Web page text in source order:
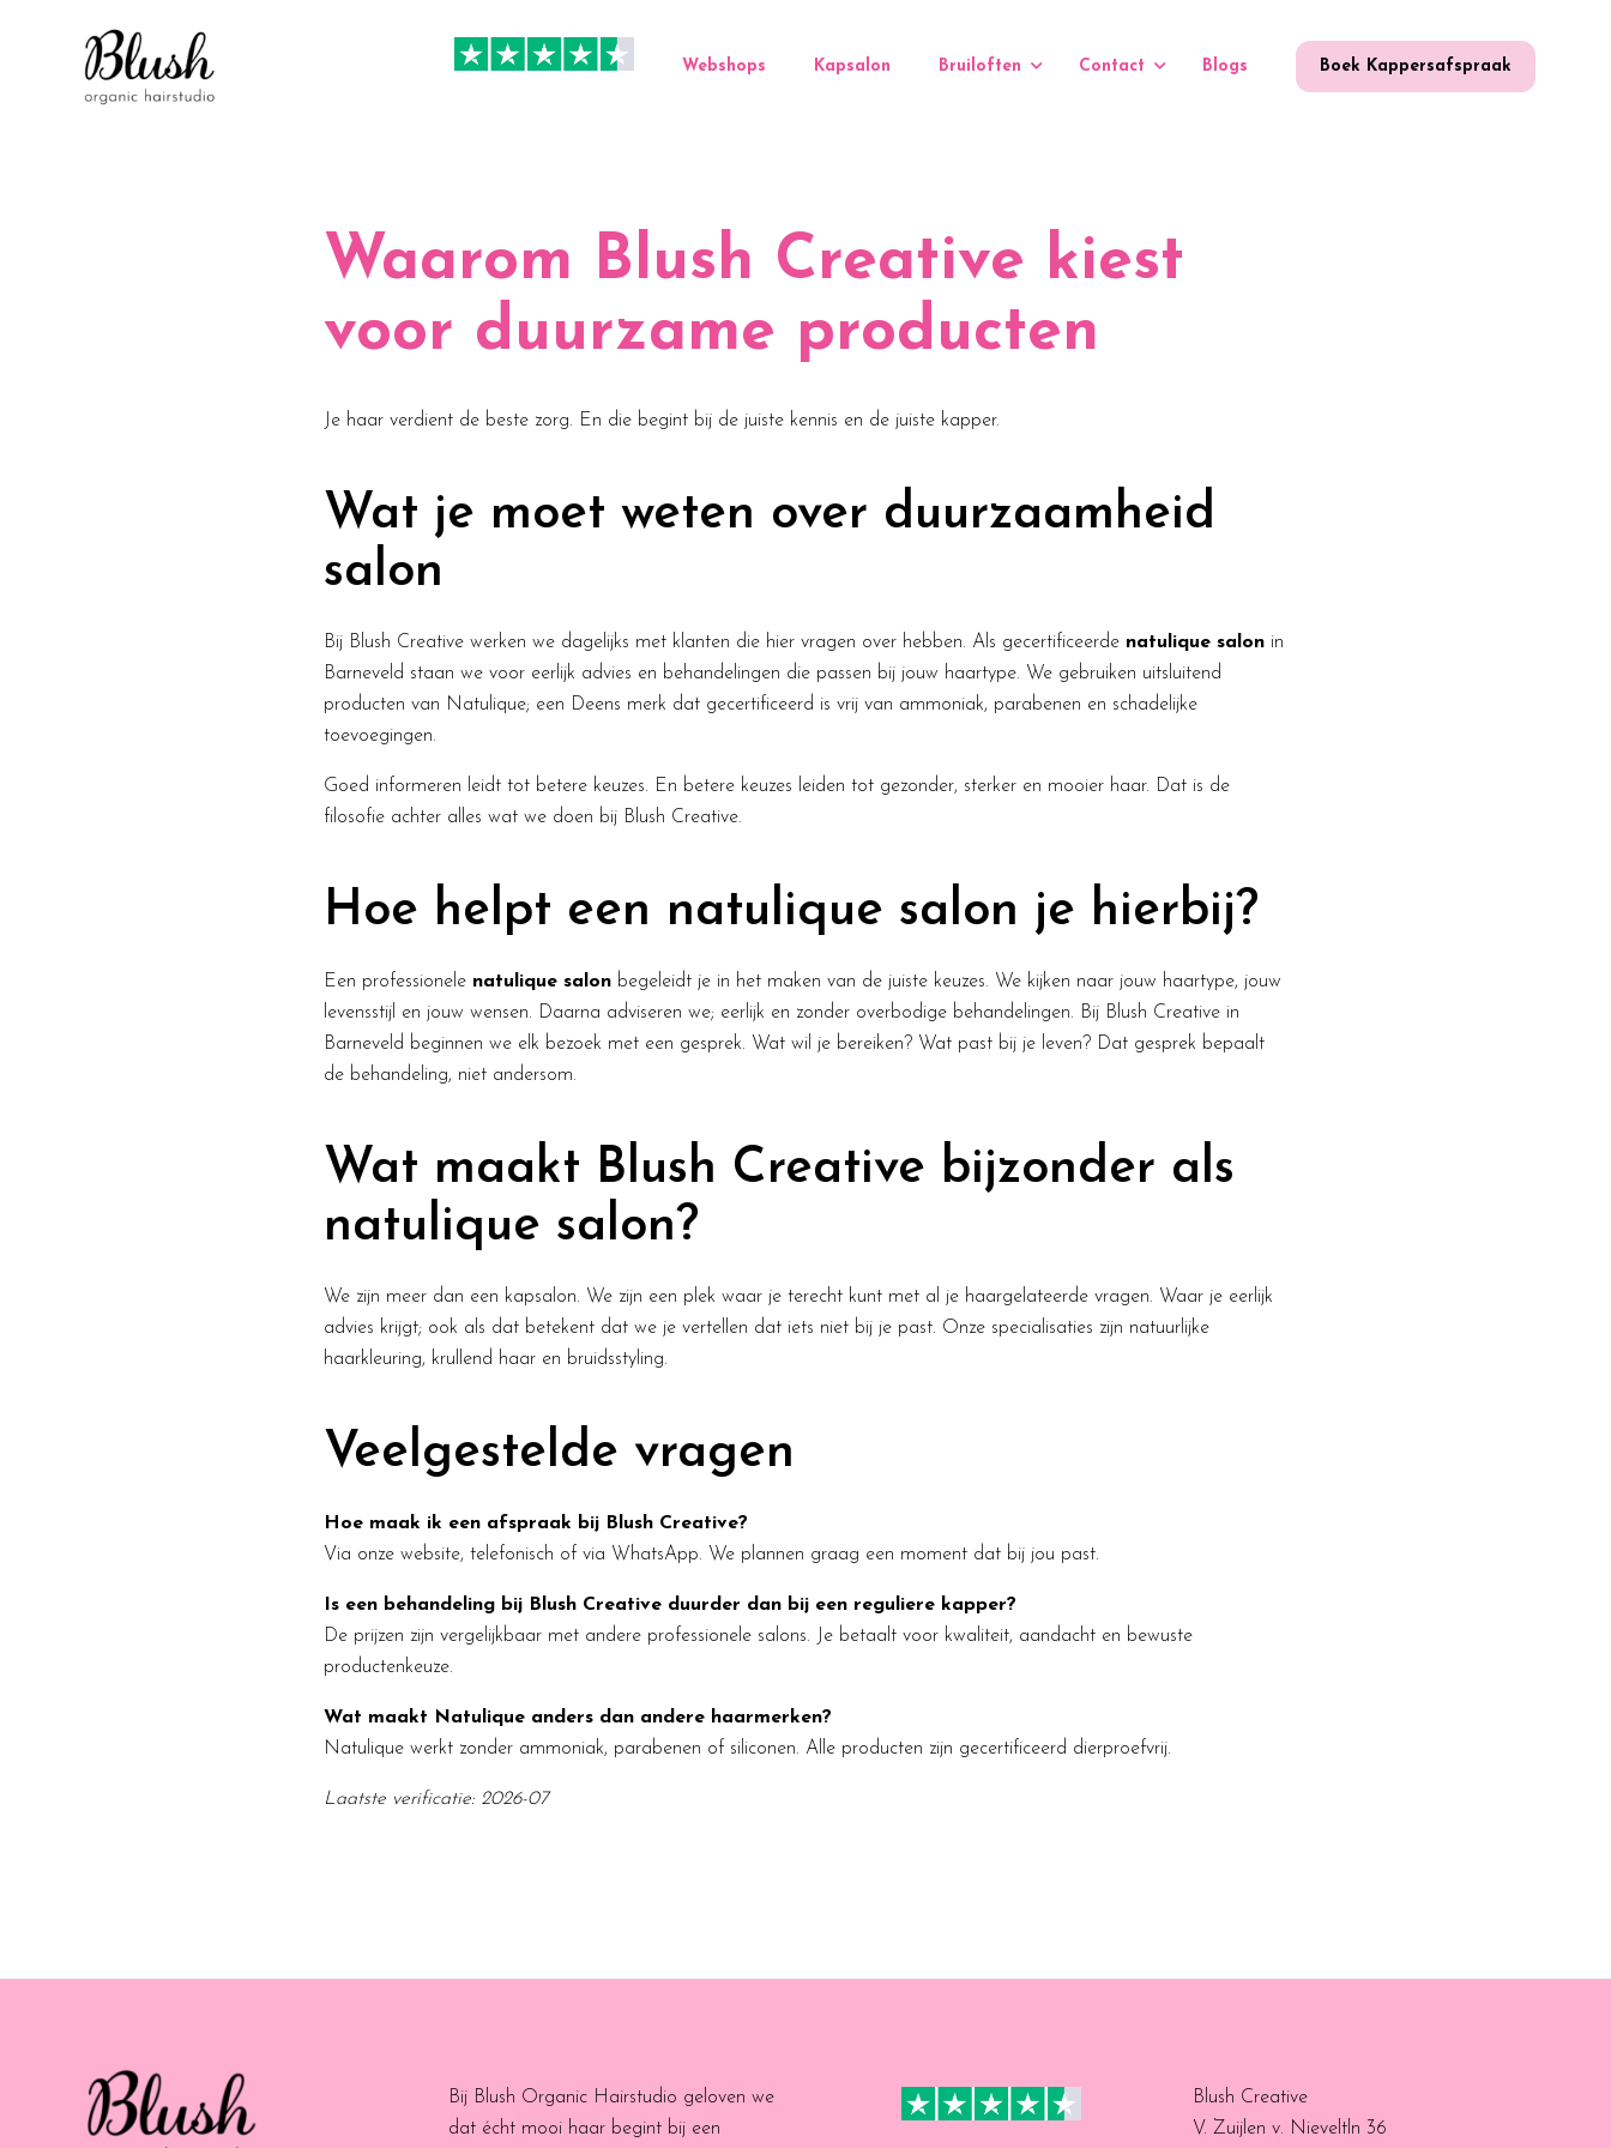
Webshops Kapsalon Bruiloften Contact Blogs Boek Kappersafspraak
Waarom Blush Creative kiest
voor duurzame producten
Je haar verdient de beste zorg. En die begint bij de juiste kennis en de juiste kapper.
Wat je moet weten over duurzaamheid
salon
Bij Blush Creative werken we dagelijks met klanten die hier vragen over hebben. Als gecertificeerde natulique salon in
Barneveld staan we voor eerlijk advies en behandelingen die passen bij jouw haartype. We gebruiken uitsluitend
producten van Natulique; een Deens merk dat gecertificeerd is vrij van ammoniak, parabenen en schadelijke
toevoegingen.
Goed informeren leidt tot betere keuzes. En betere keuzes leiden tot gezonder, sterker en mooier haar. Dat is de
filosofie achter alles wat we doen bij Blush Creative.
Hoe helpt een natulique salon je hierbij?
Een professionele natulique salon begeleidt je in het maken van de juiste keuzes. We kijken naar jouw haartype, jouw
levensstijl en jouw wensen. Daarna adviseren we; eerlijk en zonder overbodige behandelingen. Bij Blush Creative in
Barneveld beginnen we elk bezoek met een gesprek. Wat wil je bereiken? Wat past bij je leven? Dat gesprek bepaalt
de behandeling, niet andersom.
Wat maakt Blush Creative bijzonder als
natulique salon?
We zijn meer dan een kapsalon. We zijn een plek waar je terecht kunt met al je haargelateerde vragen. Waar je eerlijk
advies krijgt; ook als dat betekent dat we je vertellen dat iets niet bij je past. Onze specialisaties zijn natuurlijke
haarkleuring, krullend haar en bruidsstyling.
Veelgestelde vragen
Hoe maak ik een afspraak bij Blush Creative?
Via onze website, telefonisch of via WhatsApp. We plannen graag een moment dat bij jou past.
Is een behandeling bij Blush Creative duurder dan bij een reguliere kapper?
De prijzen zijn vergelijkbaar met andere professionele salons. Je betaalt voor kwaliteit, aandacht en bewuste
productenkeuze.
Wat maakt Natulique anders dan andere haarmerken?
Natulique werkt zonder ammoniak, parabenen of siliconen. Alle producten zijn gecertificeerd dierproefvrij.
Laatste verificatie: 2026-07
Bij Blush Organic Hairstudio geloven we
dat écht mooi haar begint bij een
Blush Creative
V. Zuijlen v. Nieveltln 36